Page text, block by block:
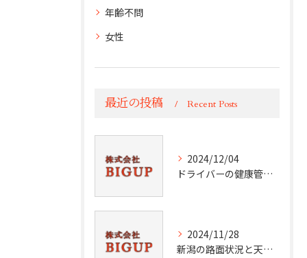
年齢不問
女性
最近の投稿 Recent Posts
2024/12/04
ドライバーの健康管理術
2024/11/28
新潟の路面状況と天候分析